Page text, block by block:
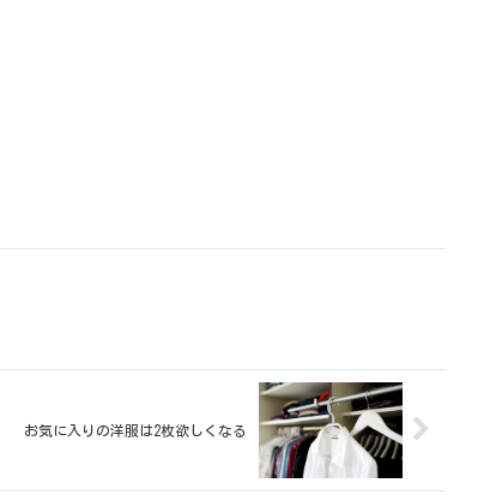
お気に入りの洋服は2枚欲しくなる